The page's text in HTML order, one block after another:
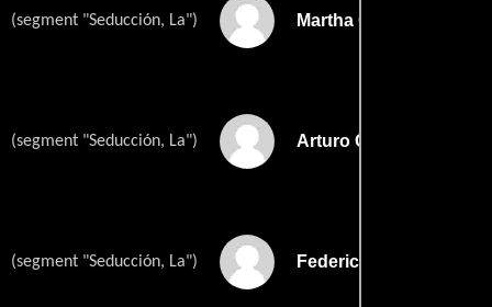
(segment "Seducción, La") Martha Cisneros
(segment "Seducción, La") Arturo Cobo
(segment "Seducción, La") Federico Falcón